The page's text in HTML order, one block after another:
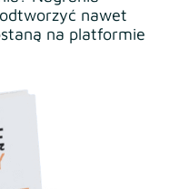
nawet
na platformie